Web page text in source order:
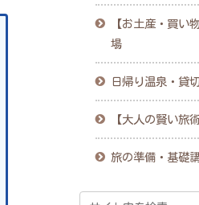
【お土産・買い
場
日帰り温泉・貸
【大人の賢い旅
旅の準備・基礎